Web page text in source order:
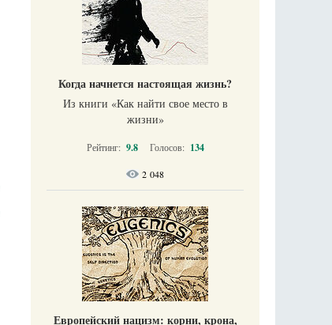
Когда начнется настоящая жизнь?
Из книги «Как найти свое место в
жизни​»
Рейтинг: 9.8 Голосов: 134
2 048
Европейский нацизм: корни, крона,